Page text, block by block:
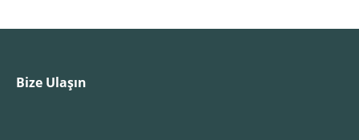
Bize Ulaşın